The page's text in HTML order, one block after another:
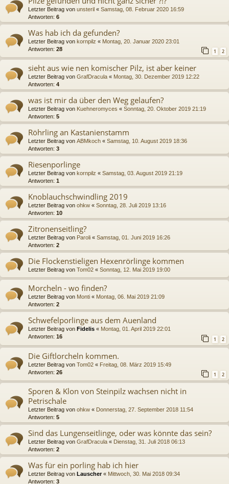
Letzter Beitrag von unsteril « Samstag, 08. Februar 2020 16:59
Antworten: 6
Was hab ich da gefunden?
Letzter Beitrag von kornpilz « Montag, 20. Januar 2020 23:01
Antworten: 28 1 2
sieht aus wie nen komischer Pilz, ist aber keiner
Letzter Beitrag von GrafDracula « Montag, 30. Dezember 2019 12:22
Antworten: 4
was ist mir da über den Weg gelaufen?
Letzter Beitrag von Kuehneromyces « Sonntag, 20. Oktober 2019 21:19
Antworten: 5
Röhrling an Kastanienstamm
Letzter Beitrag von ABMkoch « Samstag, 10. August 2019 18:36
Antworten: 3
Riesenporlinge
Letzter Beitrag von kornpilz « Samstag, 03. August 2019 21:19
Antworten: 1
Knoblauchschwindling 2019
Letzter Beitrag von ohkw « Sonntag, 28. Juli 2019 13:16
Antworten: 10
Zitronenseitling?
Letzter Beitrag von Paroli « Samstag, 01. Juni 2019 16:26
Antworten: 2
Die Flockenstieligen Hexenrörlinge kommen
Letzter Beitrag von Tom02 « Sonntag, 12. Mai 2019 19:00
Morcheln - wo finden?
Letzter Beitrag von Monti « Montag, 06. Mai 2019 21:09
Antworten: 2
Schwefelporlinge aus dem Auenland
Letzter Beitrag von Fidelis « Montag, 01. April 2019 22:01
Antworten: 16 1 2
Die Giftlorcheln kommen.
Letzter Beitrag von Tom02 « Freitag, 08. März 2019 15:49
Antworten: 26 1 2
Sporen & Klon von Steinpilz wachsen nicht in
Petrischale
Letzter Beitrag von ohkw « Donnerstag, 27. September 2018 11:54
Antworten: 5
Sind das Lungenseitlinge, oder was könnte das sein?
Letzter Beitrag von GrafDracula « Dienstag, 31. Juli 2018 06:13
Antworten: 2
Was für ein porling hab ich hier
Letzter Beitrag von Lauscher« Mittwoch, 30. Mai 2018 09:34
Antworten: 3